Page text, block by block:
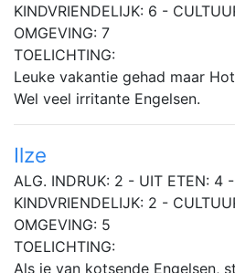
KINDVRIENDELIJK: 6 -
OMGEVING: 7
TOELICHTING:
Leuke vakantie gehad maar
Wel veel irritante Engelsen.
Ilze
ALG. INDRUK: 2 - UIT ETEN: 4
KINDVRIENDELIJK: 2 -
OMGEVING: 5
TOELICHTING:
Als je van kotsende Engelsen,